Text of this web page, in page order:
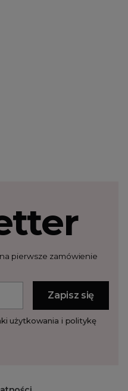
pierwsze zamówienie
użytkowania i politykę